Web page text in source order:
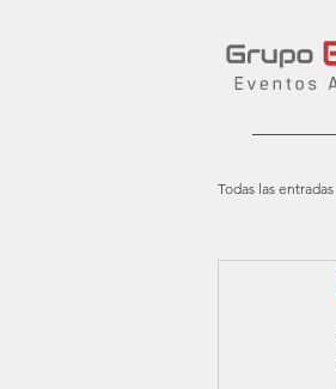
Todas las entradas